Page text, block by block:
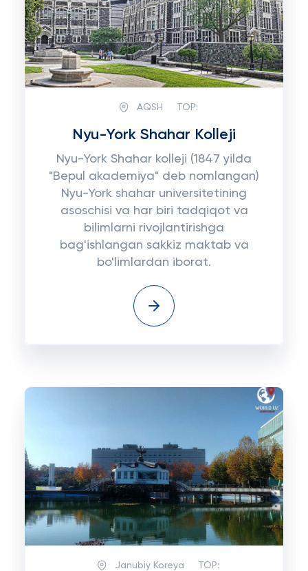
AQSH TOP:
Nyu-York Shahar Kolleji
Nyu-York Shahar kolleji (1847 yilda
"Bepul akademiya" deb nomlangan)
Nyu-York shahar universitetining
asoschisi va har biri tadqiqot va
bilimlarni rivojlantirishga
bag'ishlangan sakkiz maktab va
bo'limlardan iborat.
Janubiy Koreya TOP: